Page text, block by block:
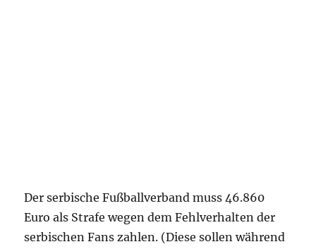
Der serbische Fußballverband muss 46.860
Euro als Strafe wegen dem Fehlverhalten der
serbischen Fans zahlen. (Diese sollen während